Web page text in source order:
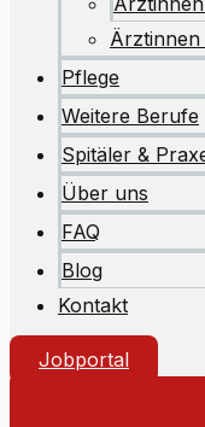
Pflege
Weitere Berufe
Spitäler &
Über uns
FAQ
Blog
Kontakt
Jobportal